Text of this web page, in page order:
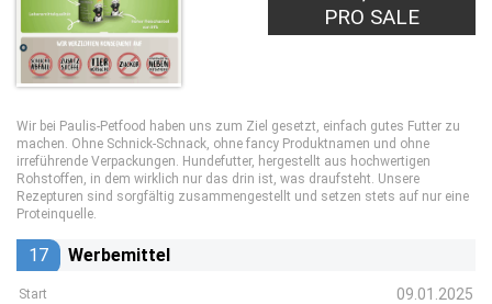
PRO SALE
Wir bei Paulis-Petfood haben uns zum Ziel gesetzt, einfach gutes Futter zu
machen. Ohne Schnick-Schnack, ohne fancy Produktnamen und ohne
irreführende Verpackungen. Hundefutter, hergestellt aus hochwertigen
Rohstoffen, in dem wirklich nur das drin ist, was draufsteht. Unsere
Rezepturen sind sorgfältig zusammengestellt und setzen stets auf nur eine
Proteinquelle.
17 Werbemittel
Start 09.01.2025